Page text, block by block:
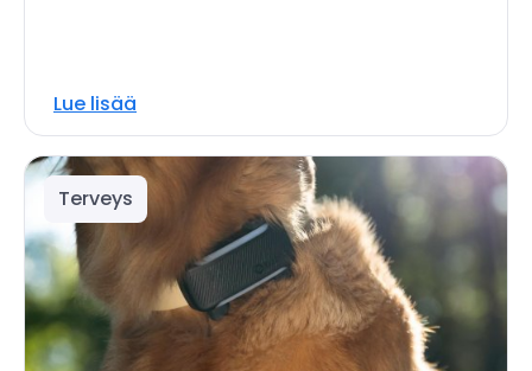
Lue lisää
Terveys